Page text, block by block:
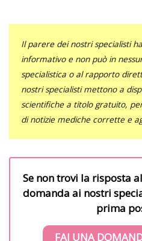
Il parere dei nostri specialisti
informativo e non può in
specialistica o al rapporto
nostri specialisti mettono a
scientifiche a titolo gratuito,
di notizie mediche corrette e
Se non trovi la risposta
domanda ai nostri
prima
FAI UNA